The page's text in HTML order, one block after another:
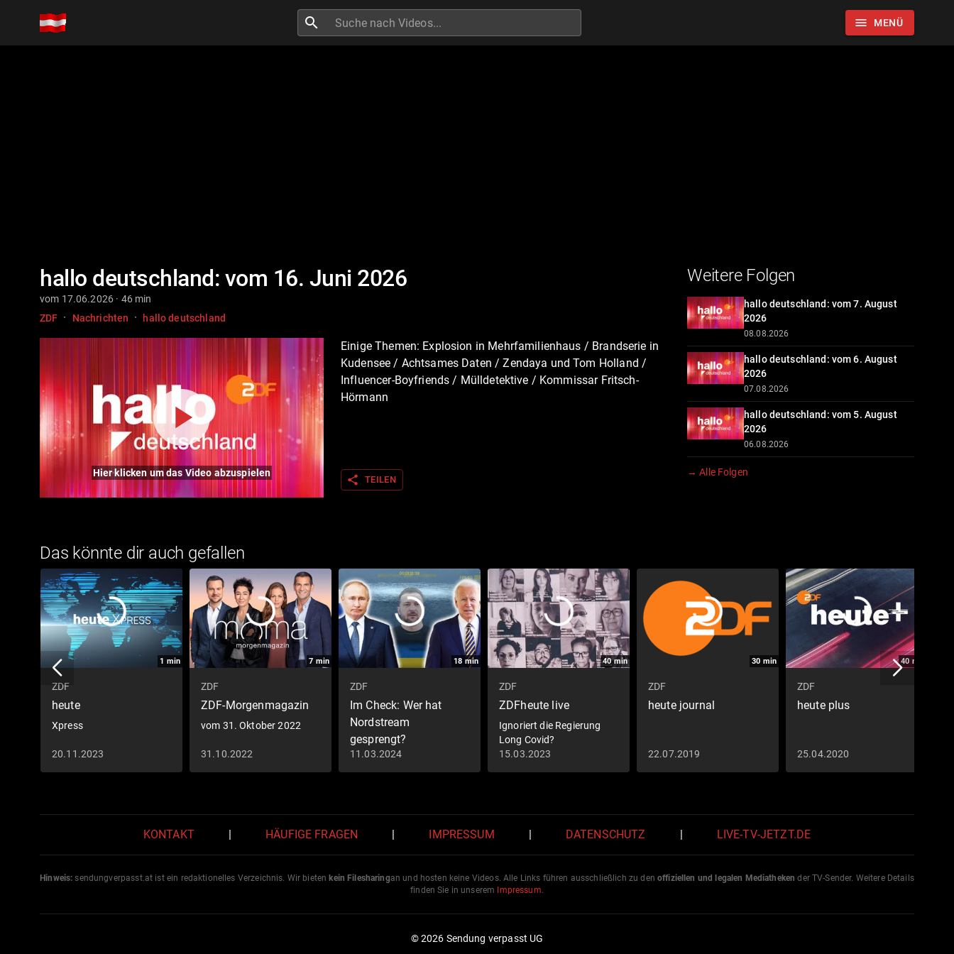
search menu MENÜ
hallo deutschland: vom 16. Juni 2026
vom 17.06.2026 · 46 min
ZDF · Nachrichten · hallo deutschland
Hier klicken um das Video abzuspielen
Einige Themen: Explosion in Mehrfamilienhaus / Brandserie in
Kudensee / Achtsames Daten / Zendaya und Tom Holland /
Influencer-Boyfriends / Mülldetektive / Kommissar Fritsch-
Hörmann
share TEILEN
Weitere Folgen
hallo deutschland: vom 7. August
2026
08.08.2026
hallo deutschland: vom 6. August
2026
07.08.2026
hallo deutschland: vom 5. August
2026
06.08.2026
→ Alle Folgen
Das könnte dir auch gefallen
1 min
ZDF
heute
Xpress
20.11.2023
7 min
ZDF
ZDF-Morgenmagazin
vom 31. Oktober 2022
31.10.2022
18 min
ZDF
Im Check: Wer hat
Nordstream
gesprengt?
11.03.2024
40min
ZDF
ZDFheute live
Ignoriert die Regierung
Long Covid?
15.03.2023
30 min
ZDF
heute journal
22.07.2019
40 min
ZDF
heute plus
25.04.2020
KONTAKT HÄUFIGE FRAGEN IMPRESSUM DATENSCHUTZ LIVE-TV-JETZT.DE
Hinweis: sendungverpasst.at ist ein redaktionelles Verzeichnis. Wir bieten kein Filesharingan und hosten keine Videos. Alle Links führen ausschließlich zu den offiziellen und legalen Mediatheken der TV-Sender. Weitere Details
finden Sie in unserem Impressum.
© 2026 Sendung verpasst UG